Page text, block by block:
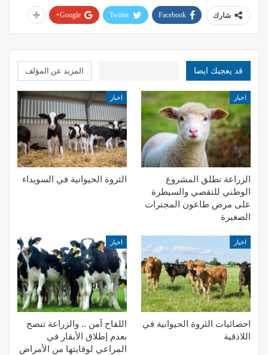
شارك Facebook
Twitter
Google+
قد يعجبك ايضا المزيد عن المؤلف
اخبار
الزراعة تطلق المشروع
الوطني للتقصي والسيطرة
على مرض طاعون المجترات
الصغيرة
اخبار
الثروة الحيوانية في السويداء
اخبار
احصائيات الثروة الحيوانية في
اللاذقية
اخبار
اللقاح آمن .. والزراعة تنصح
بعدم إطلاق الأبقار في
المراعي لوقايتها من الأمراض